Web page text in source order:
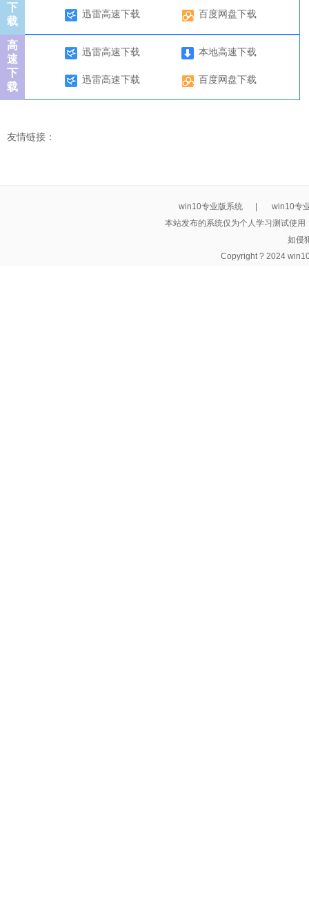
下
载
迅雷高速下载 百度网盘下载
高
速
下
载
迅雷高速下载 本地高速下载
迅雷高速下载 百度网盘下载
友情链接：
win10专业版系统 |
win10专
本站发布的系统仅为个人学习测试使
如侵
Copyright ? 2024